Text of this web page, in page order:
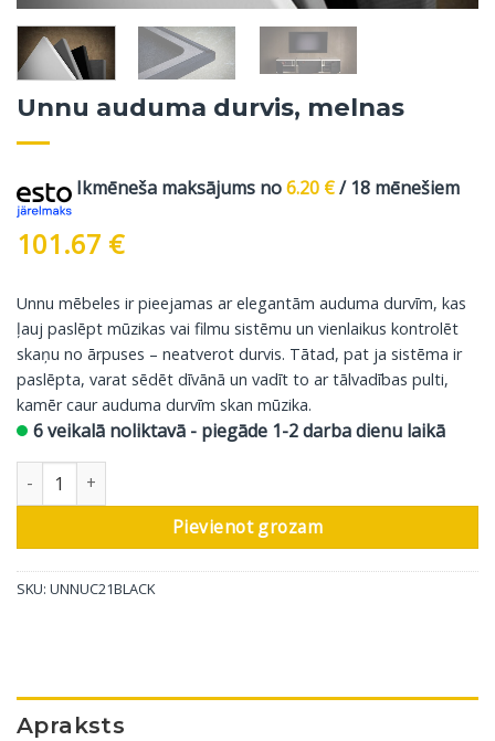
Unnu auduma durvis, melnas
Ikmēneša maksājums no6.20 €/ 18 mēnešiem
101.67 €
Unnu mēbeles ir pieejamas ar elegantām auduma durvīm, kas
ļauj paslēpt mūzikas vai filmu sistēmu un vienlaikus kontrolēt
skaņu no ārpuses – neatverot durvis. Tātad, pat ja sistēma ir
paslēpta, varat sēdēt dīvānā un vadīt to ar tālvadības pulti,
kamēr caur auduma durvīm skan mūzika.
6 veikalā noliktavā - piegāde 1-2 darba dienu laikā
Unnu auduma durvis, melnas daudzums
Pievienot grozam
SKU: UNNUC21BLACK
Apraksts